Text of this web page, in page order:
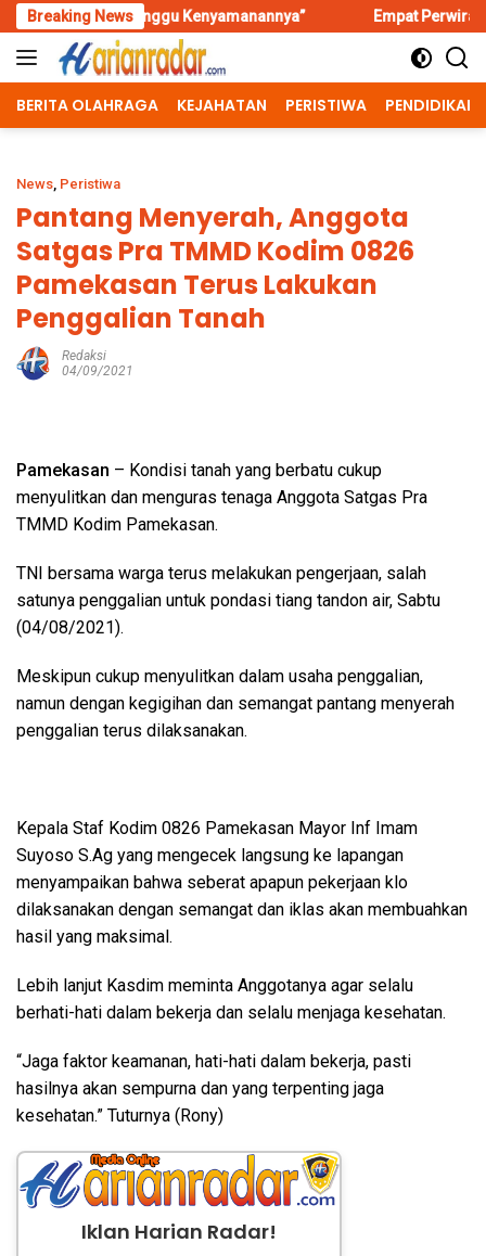
Skip
to
content
Breaking News
Kenyamanannya” Empat Perwira Ikuti Seleksi
BERITA OLAHRAGA KEJAHATAN PERISTIWA PENDIDIKAN
News, Peristiwa
Pantang Menyerah, Anggota
Satgas Pra TMMD Kodim 0826
Pamekasan Terus Lakukan
Penggalian Tanah
Redaksi
04/09/2021
Pamekasan – Kondisi tanah yang berbatu cukup
menyulitkan dan menguras tenaga Anggota Satgas Pra
TMMD Kodim Pamekasan.
TNI bersama warga terus melakukan pengerjaan, salah
satunya penggalian untuk pondasi tiang tandon air, Sabtu
(04/08/2021).
Meskipun cukup menyulitkan dalam usaha penggalian,
namun dengan kegigihan dan semangat pantang menyerah
penggalian terus dilaksanakan.
Kepala Staf Kodim 0826 Pamekasan Mayor Inf Imam
Suyoso S.Ag yang mengecek langsung ke lapangan
menyampaikan bahwa seberat apapun pekerjaan klo
dilaksanakan dengan semangat dan iklas akan membuahkan
hasil yang maksimal.
Lebih lanjut Kasdim meminta Anggotanya agar selalu
berhati-hati dalam bekerja dan selalu menjaga kesehatan.
“Jaga faktor keamanan, hati-hati dalam bekerja, pasti
hasilnya akan sempurna dan yang terpenting jaga
kesehatan.” Tuturnya (Rony)
Iklan Harian Radar!